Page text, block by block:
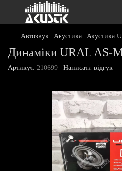
Автозвук Акустика Акустика
Динаміки URAL AS-
Артикул: 210699 Написати відгук